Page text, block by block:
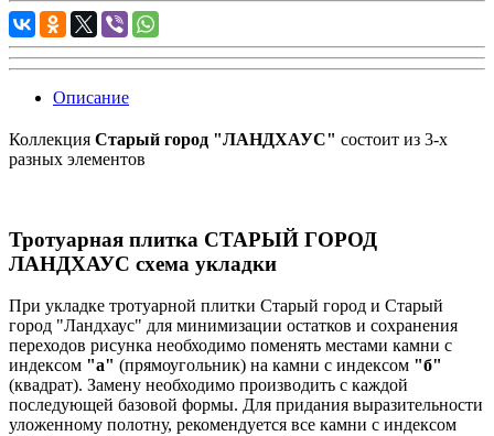
Описание
Коллекция Старый город "ЛАНДХАУС" состоит из 3-х
разных элементов
Тротуарная плитка СТАРЫЙ ГОРОД
ЛАНДХАУС схема укладки
При укладке тротуарной плитки Старый город и Старый
город "Ландхаус" для минимизации остатков и сохранения
переходов рисунка необходимо поменять местами камни с
индексом "а" (прямоугольник) на камни с индексом "б"
(квадрат). Замену необходимо производить с каждой
последующей базовой формы. Для придания выразительности
уложенному полотну, рекомендуется все камни с индексом